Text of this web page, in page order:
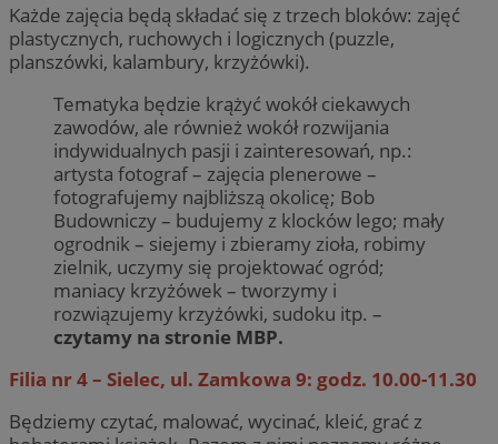
Każde zajęcia będą składać się z trzech bloków: zajęć
plastycznych, ruchowych i logicznych (puzzle,
planszówki, kalambury, krzyżówki).
Tematyka będzie krążyć wokół ciekawych
zawodów, ale również wokół rozwijania
indywidualnych pasji i zainteresowań, np.:
artysta fotograf – zajęcia plenerowe –
fotografujemy najbliższą okolicę; Bob
Budowniczy – budujemy z klocków lego; mały
ogrodnik – siejemy i zbieramy zioła, robimy
zielnik, uczymy się projektować ogród;
maniacy krzyżówek – tworzymy i
rozwiązujemy krzyżówki, sudoku itp. –
czytamy na stronie MBP.
Filia nr 4 – Sielec, ul. Zamkowa 9: godz. 10.00-11.30
Będziemy czytać, malować, wycinać, kleić, grać z